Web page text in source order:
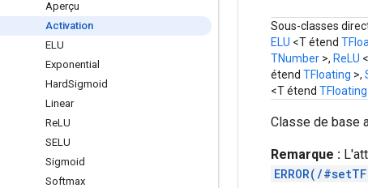
Aperçu
Activation
ELU
Exponential
HardSigmoid
Linear
ReLU
SELU
Sigmoid
Softmax
Sous-classes
ELU <T étend
TNumber >, ReLU
étend TFloating >,
<T étend TFloating
Classe de base
Remarque :
ERROR(/